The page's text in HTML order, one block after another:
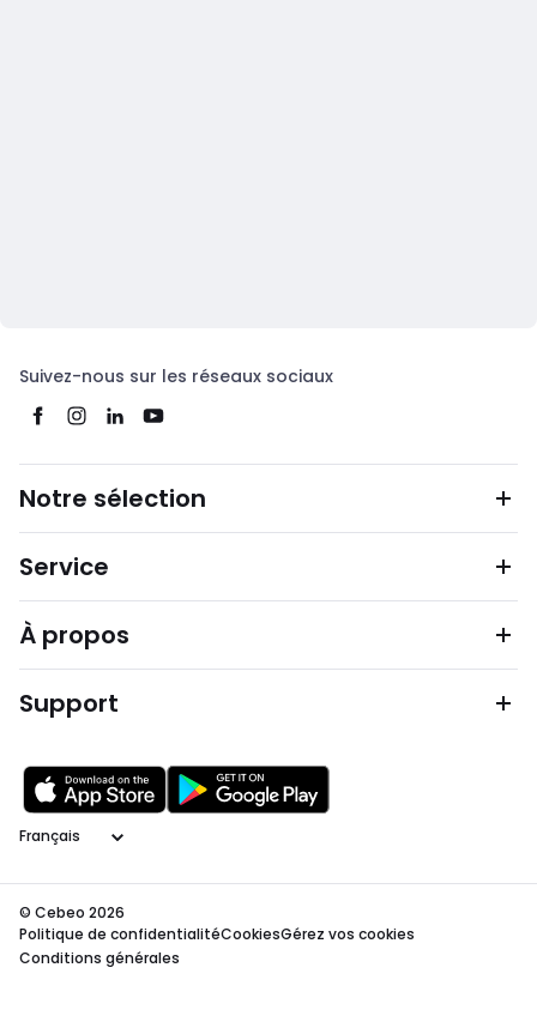
Suivez-nous sur les réseaux sociaux
Notre sélection
Service
À propos
Support
Langage
© Cebeo 2026
Politique de confidentialitéCookiesGérez vos cookies
Conditions générales